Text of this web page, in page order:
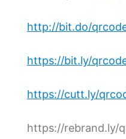
http://bit.do/
https://bit.ly/
https://cutt.ly/
https://rebrand.ly/